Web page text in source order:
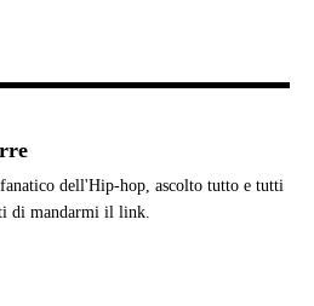
fanatico dell'Hip-hop, ascolto tutto e tutti
di mandarmi il link.